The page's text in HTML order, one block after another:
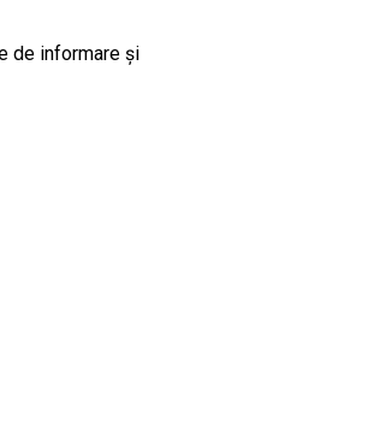
de informare și